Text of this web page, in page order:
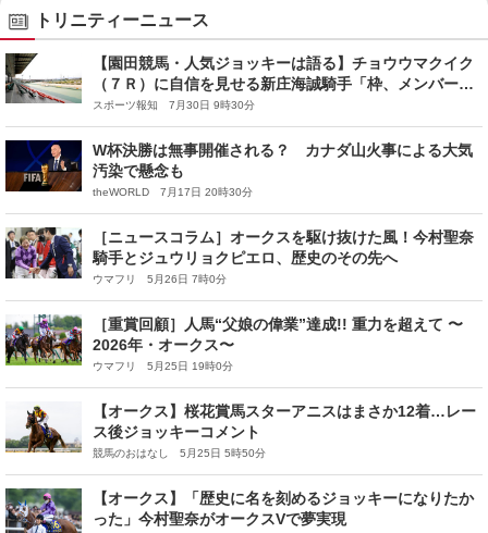
トリニティーニュース
【園田競馬・人気ジョッキーは語る】チョウウマクイク
（７Ｒ）に自信を見せる新庄海誠騎手「枠、メンバーと
もにいい」
スポーツ報知 7月30日 9時30分
W杯決勝は無事開催される？ カナダ山火事による大気
汚染で懸念も
theWORLD 7月17日 20時30分
［ニュースコラム］オークスを駆け抜けた風！今村聖奈
騎手とジュウリョクピエロ、歴史のその先へ
ウマフリ 5月26日 7時0分
［重賞回顧］人馬“父娘の偉業”達成!! 重力を超えて 〜
2026年・オークス〜
ウマフリ 5月25日 19時0分
【オークス】桜花賞馬スターアニスはまさか12着…レー
ス後ジョッキーコメント
競馬のおはなし 5月25日 5時50分
【オークス】「歴史に名を刻めるジョッキーになりたか
った」今村聖奈がオークスVで夢実現